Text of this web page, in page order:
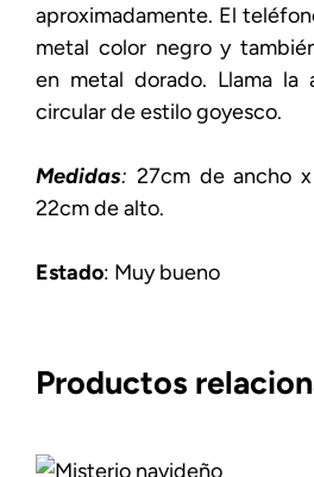
aproximadamente. El
metal color negro y
en metal dorado. Llama la
circular de estilo goyesco.
Medidas: 27cm de ancho
22cm de alto.
Estado: Muy bueno
Productos